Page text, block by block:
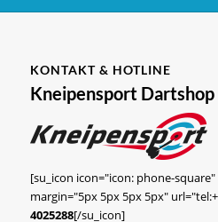
KONTAKT & HOTLINE
Kneipensport Dartshop
[su_icon icon="icon: phone-square"
margin="5px 5px 5px 5px"
4025288[/su_icon]